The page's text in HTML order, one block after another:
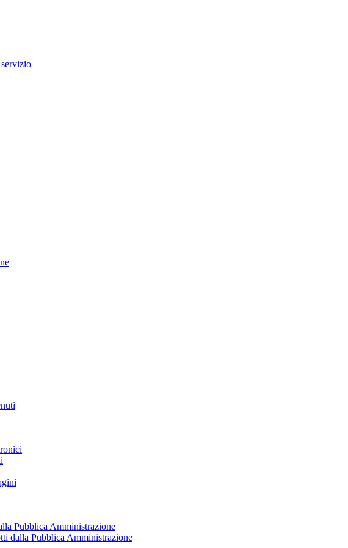
Pubblica Amministrazione
dalla Pubblica Amministrazione